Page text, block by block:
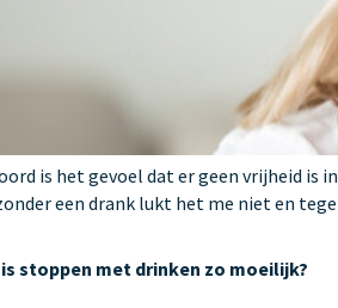
is het gevoel dat er geen vrijheid
een drank lukt het me niet en
stoppen met drinken zo moeilijk?